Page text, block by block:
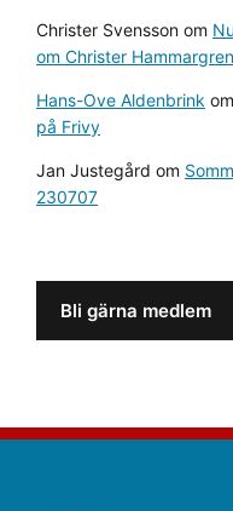
Christer Svensson om
om Christer Hammargren
Hans-Ove Aldenbrink om
på Frivy
Jan Justegård om
230707
Bli gärna medlem